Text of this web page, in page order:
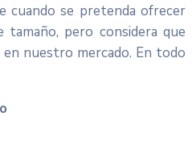
cuando se pretenda ofrecer
tamaño, pero considera que
nuestro mercado. En todo